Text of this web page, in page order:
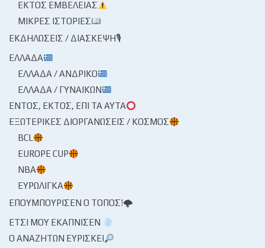
ΕΚΤΌΣ ΕΜΒΈΛΕΙΑΣ
ΜΙΚΡΈΣ ΙΣΤΟΡΊΕΣ
ΕΚΔΗΛΏΣΕΙΣ / ΔΙΆΣΚΕΨΗ🎙
ΕΛΛΆΔΑ
ΕΛΛΆΔΑ / ΑΝΔΡΙΚΌ
ΕΛΛΆΔΑ / ΓΥΝΑΙΚΏΝ
ΕΝΤΌΣ, ΕΚΤΌΣ, ΕΠΊ ΤΑ ΑΥΤΆ
ΕΞΩΤΕΡΙΚΈΣ ΔΙΟΡΓΑΝΏΣΕΙΣ / ΚΌΣΜΟΣ
BCL
EUROPE CUP
NBA
ΕΥΡΩΛΊΓΚΑ
ΕΠΟΥΜΠΟΎΡΙΣΕΝ Ο ΤΌΠΟΣ!🌩
ΈΤΣΙ ΜΟΥ ΕΚΆΠΝΙΣΕΝ
Ο ΑΝΑΖΗΤΏΝ ΕΥΡΊΣΚΕΙ